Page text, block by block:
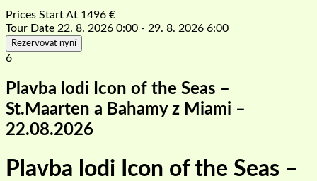
Prices Start At 1496 €
Tour Date 22. 8. 2026 0:00 - 29. 8. 2026 6:00
Rezervovat nyní
6
Plavba lodi Icon of the Seas –
St.Maarten a Bahamy z Miami –
22.08.2026
Plavba lodi Icon of the Seas –